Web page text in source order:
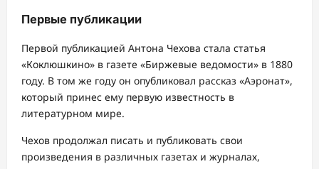
Первые публикации
Первой публикацией Антона Чехова стала статья
«Коклюшкино» в газете «Биржевые ведомости» в 1880
году. В том же году он опубликовал рассказ «Аэронат»,
который принес ему первую известность в
литературном мире.
Чехов продолжал писать и публиковать свои
произведения в различных газетах и журналах,